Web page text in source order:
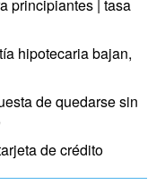
principiantes | tasa
hipotecaria bajan,
de quedarse sin
de crédito